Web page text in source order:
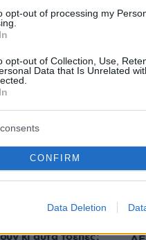
opt-out of processing my
opt-out of Collection, Use,
Data that Is Unrelated
CONFIRM
Data Deletion
protothema.gr στο
κι αυτά τσέπες: